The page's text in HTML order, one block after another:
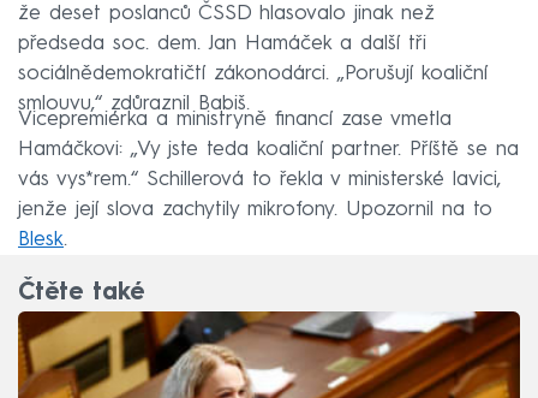
že deset poslanců ČSSD hlasovalo jinak než
předseda soc. dem. Jan Hamáček a další tři
sociálnědemokratičtí zákonodárci. „Porušují koaliční
smlouvu,“ zdůraznil Babiš.
Vicepremiérka a ministryně financí zase vmetla
Hamáčkovi: „Vy jste teda koaliční partner. Příště se na
vás vys*rem.“ Schillerová to řekla v ministerské lavici,
jenže její slova zachytily mikrofony. Upozornil na to
Blesk.
Čtěte také